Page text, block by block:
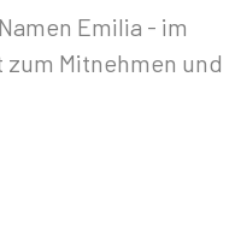
Emilia - im
Mitnehmen und